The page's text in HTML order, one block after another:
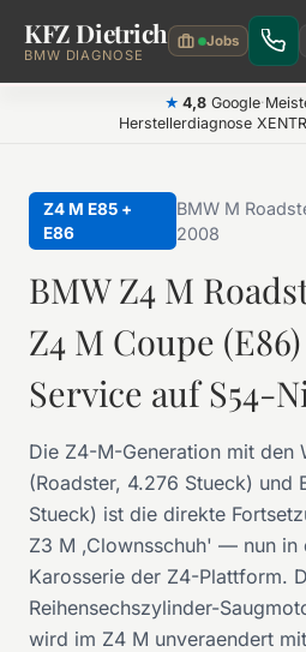
Zum Hauptinhalt springen
KFZ Dietrich
BMW DIAGNOSE
★ 4,8Google·
Herstellerdiagnose
Z4 M E85 +
E86
BMW M
2008
BMW Z4 M
Z4 M Coupe
Service auf S54-
Die Z4-M-Generation mit den
(Roadster, 4.276 Stueck) und
Stueck) ist die direkte
Z3 M ‚Clownsschuh' — nun
Karosserie der Z4-Plattform.
Reihensechszylinder-
wird im Z4 M unveraendert